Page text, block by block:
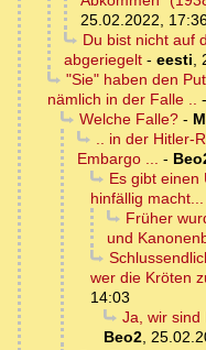
25.02.2022,
Du bist nicht auf
abgeriegelt - eesti,
"Sie" haben den
nämlich in der Falle .. -
Welche Falle?-
.. in der Hitler-
Embargo ... -
Es gibt einen
hinfällig macht...
Früher
und
wer die Kröten
14:03
Ja, wir sind
Beo2,